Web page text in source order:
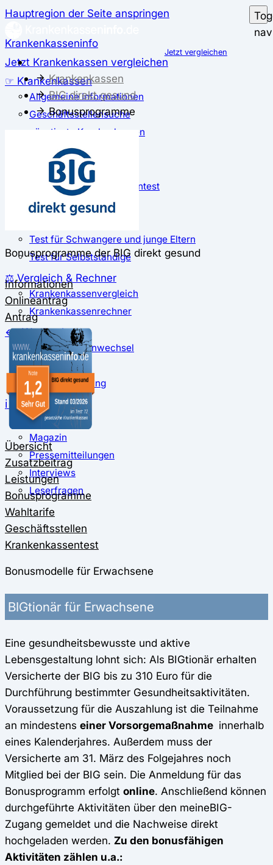
Hauptregion der Seite anspringen
Krankenkasseninfo
Jetzt Krankenkassen vergleichen
☞ Krankenkassen
Allgemeine Informationen
Geschäftsstellensuche
günstigste Krankenkassen
Zusatzbeitrag
✅ Krankenkassen Test
Der große Krankenkassentest
Test für Studierende
Test für Schwangere und junge Eltern
Test für Selbstständige
⚖️ Vergleich & Rechner
Krankenkassenvergleich
Krankenkassenrechner
↔ Wechsel
Krankenkassenwechsel
Kündigung
Musterkündigung
ℹ Ratgeber
Nachrichten
Magazin
Pressemitteilungen
Interviews
Leserfragen
Jetzt vergleichen
Krankenkassen
BIG direkt gesund
Bonusprogramme
Bonusprogramme der BIG direkt gesund
Informationen
Onlineantrag
Antrag
Übersicht
Zusatzbeitrag
Leistungen
Bonusprogramme
Wahltarife
Geschäftsstellen
Krankenkassentest
Bonusmodelle für Erwachsene
BIGtionär für Erwachsene
Eine gesundheitsbewusste und aktive
Lebensgestaltung lohnt sich: Als BIGtionär erhalten
Versicherte der BIG bis zu 310 Euro für die
Durchführung bestimmter Gesundheitsaktivitäten.
Voraussetzung für die Auszahlung ist die Teilnahme
an mindestens einer Vorsorgemaßnahme innerhalb
eines Kalenderjahres. Außerdem muss der
Versicherte am 31. März des Folgejahres noch
Mitglied bei der BIG sein. Die Anmeldung für das
Bonusprogramm erfolgt online. Anschließend können
durchgeführte Aktivitäten über den meineBIG-
Zugang gemeldet und die Nachweise direkt
hochgeladen werden. Zu den bonusfähigen
Aktivitäten zählen u.a.: